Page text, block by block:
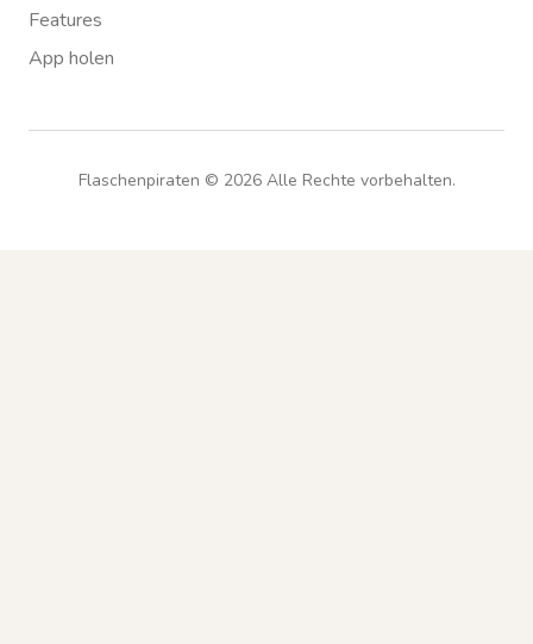
Features
App holen
Flaschenpiraten © 2026Alle Rechte vorbehalten.